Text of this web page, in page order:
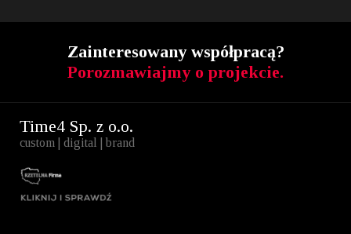
Zainteresowany współpracą?
Porozmawiajmy o projekcie.
Time4 Sp. z o.o.
custom | digital | brand